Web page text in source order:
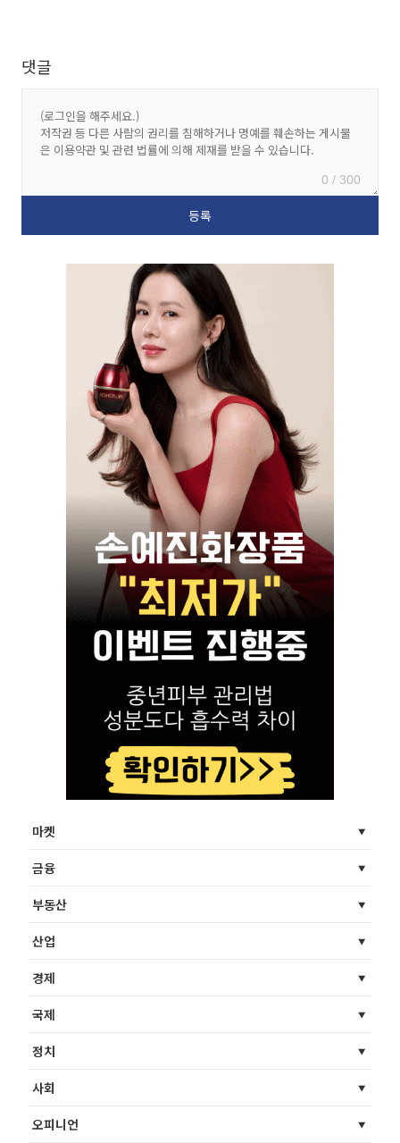
댓글
0 / 300
마켓
금융
부동산
산업
경제
국제
정치
사회
오피니언